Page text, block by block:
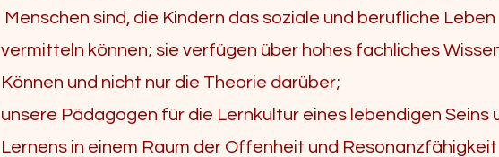
Menschen sind, die Kindern das soziale und berufliche Leben
vermitteln können; sie verfügen über hohes fachliches
Können und nicht nur die Theorie darüber;
unsere Pädagogen für die Lernkultur eines lebendigen Seins
Lernens in einem Raum der Offenheit und Resonanzfähigkeit